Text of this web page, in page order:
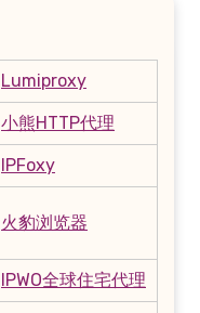
Lumiproxy
小熊HTTP代理
IPFoxy
火豹浏览器
IPWO全球住宅代理